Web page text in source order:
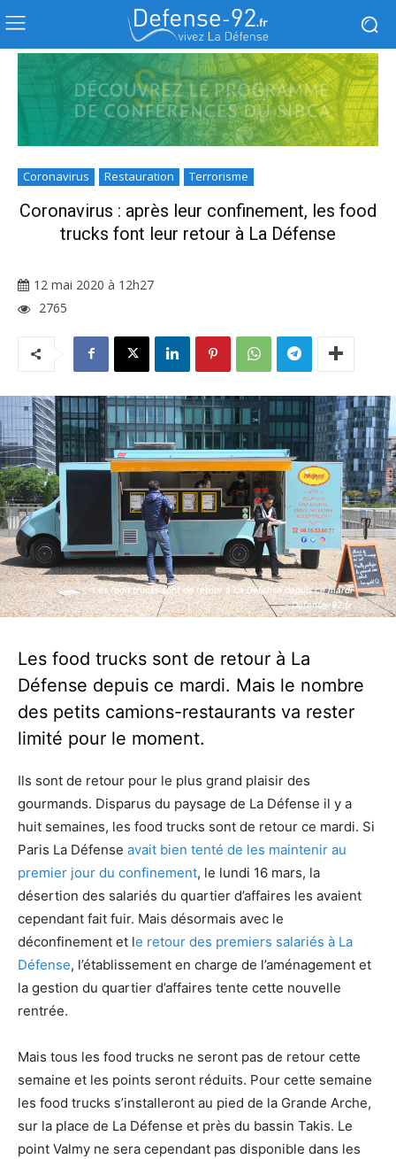
Coronavirus Restauration Terrorisme
Coronavirus : après leur confinement, les food
trucks font leur retour à La Défense
12 mai 2020 à 12h27
2765
Les food trucks sont de retour à La Défense depuis ce mardi
- Defense-92.fr
Les food trucks sont de retour à La Défense depuis ce mardi
- Defense-92.fr
Les food trucks sont de retour à La
Défense depuis ce mardi. Mais le nombre
des petits camions-restaurants va rester
limité pour le moment.
Ils sont de retour pour le plus grand plaisir des
gourmands. Disparus du paysage de La Défense il y a
huit semaines, les food trucks sont de retour ce mardi. Si
Paris La Défense avait bien tenté de les maintenir au
premier jour du confinement, le lundi 16 mars, la
désertion des salariés du quartier d’affaires les avaient
cependant fait fuir. Mais désormais avec le
déconfinement et le retour des premiers salariés à La
Défense, l’établissement en charge de l’aménagement et
la gestion du quartier d’affaires tente cette nouvelle
rentrée.
Mais tous les food trucks ne seront pas de retour cette
semaine et les points seront réduits. Pour cette semaine
les food trucks s’installeront au pied de la Grande Arche,
sur la place de La Défense et près du bassin Takis. Le
point Valmy ne sera cependant pas disponible dans les